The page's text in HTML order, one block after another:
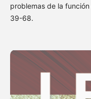
problemas de la
39-68.